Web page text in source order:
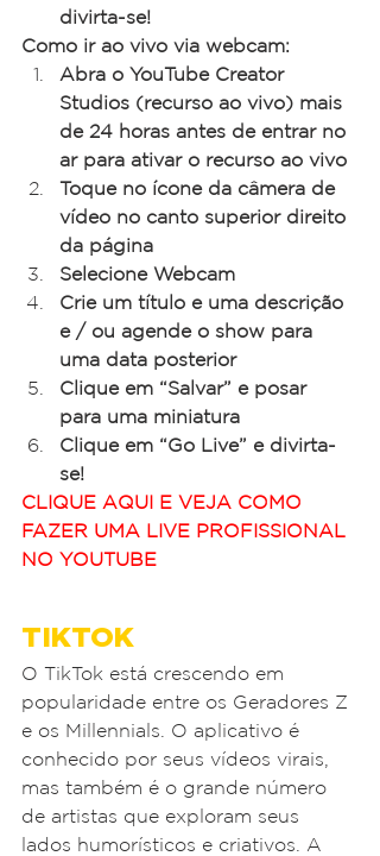
divirta-se!
Como ir ao vivo via webcam:
Abra o YouTube Creator
Studios (recurso ao vivo) mais
de 24 horas antes de entrar no
ar para ativar o recurso ao vivo
Toque no ícone da câmera de
vídeo no canto superior direito
da página
Selecione Webcam
Crie um título e uma descrição
e / ou agende o show para
uma data posterior
Clique em “Salvar” e posar
para uma miniatura
Clique em “Go Live” e divirta-
se!
CLIQUE AQUI E VEJA COMO
FAZER UMA LIVE PROFISSIONAL
NO YOUTUBE
TIKTOK
O TikTok está crescendo em
popularidade entre os Geradores Z
e os Millennials. O aplicativo é
conhecido por seus vídeos virais,
mas também é o grande número
de artistas que exploram seus
lados humorísticos e criativos. A